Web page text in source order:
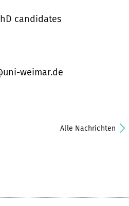
candidates
weimar.de
Alle Nachrichten